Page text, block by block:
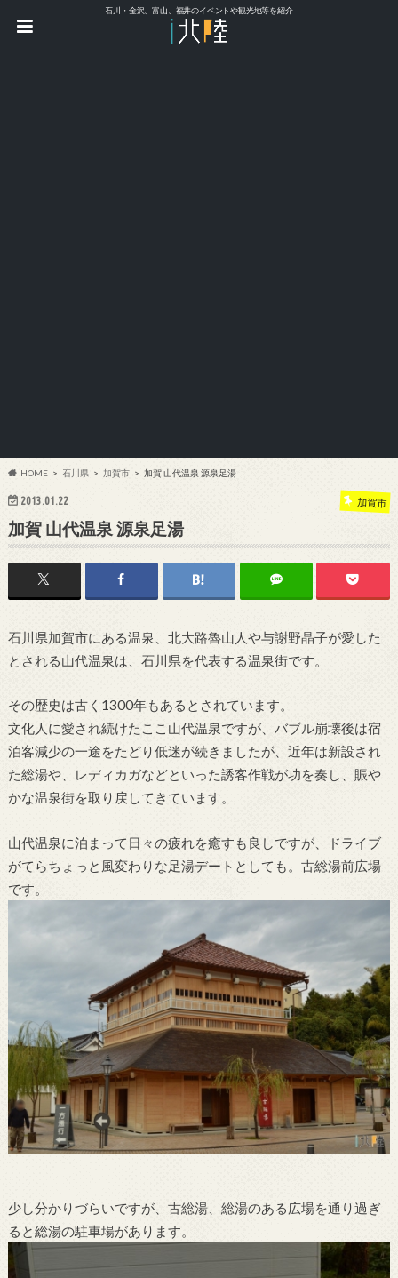
石川・金沢、富山、福井のイベントや観光地等を紹介
HOME 石川県 加賀市 加賀 山代温泉 源泉足湯
2013.01.22 加賀市
加賀 山代温泉 源泉足湯
石川県加賀市にある温泉、北大路魯山人や与謝野晶子が愛した
とされる山代温泉は、石川県を代表する温泉街です。
その歴史は古く1300年もあるとされています。
文化人に愛され続けたここ山代温泉ですが、バブル崩壊後は宿
泊客減少の一途をたどり低迷が続きましたが、近年は新設され
た総湯や、レディカガなどといった誘客作戦が功を奏し、賑や
かな温泉街を取り戻してきています。
山代温泉に泊まって日々の疲れを癒すも良しですが、ドライブ
がてらちょっと風変わりな足湯デートとしても。古総湯前広場
です。
少し分かりづらいですが、古総湯、総湯のある広場を通り過ぎ
ると総湯の駐車場があります。